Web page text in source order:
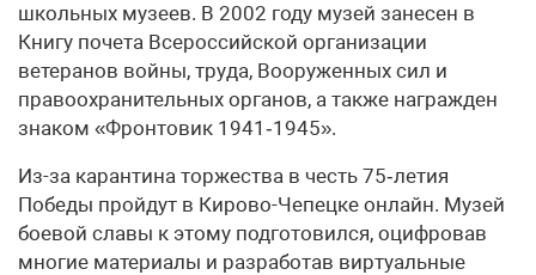
школьных музеев. В 2002 году музей занесен в
Книгу почета Всероссийской организации
ветеранов войны, труда, Вооруженных сил и
правоохранительных органов, а также награжден
знаком «Фронтовик 1941‑1945».
Из-за карантина торжества в честь 75‑летия
Победы пройдут в Кирово-Чепецке онлайн. Музей
боевой славы к этому подготовился, оцифровав
многие материалы и разработав виртуальные